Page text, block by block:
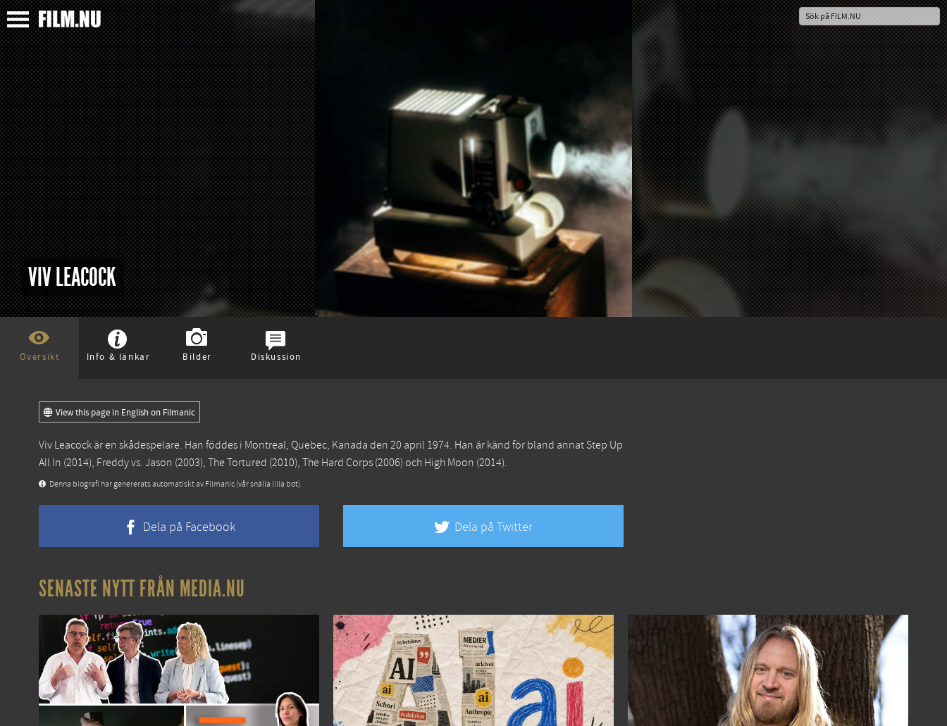
VIV LEACOCK
Översikt Info & länkar Bilder Diskussion
View this page in English on Filmanic
Viv Leacock är en skådespelare. Han föddes i Montreal, Quebec, Kanada den 20 april 1974. Han är känd för bland annat Step Up
All In (2014), Freddy vs. Jason (2003), The Tortured (2010), The Hard Corps (2006) och High Moon (2014).
Denna biografi har genererats automatiskt av Filmanic (vår snälla lilla bot).
Dela på Facebook Dela på Twitter
SENASTE NYTT FRÅN MEDIA.NU